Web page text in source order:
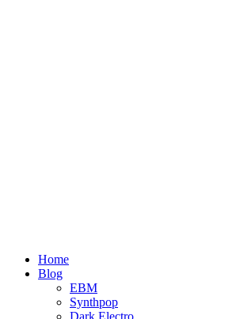
Home
Blog
EBM
Synthpop
Dark Electro